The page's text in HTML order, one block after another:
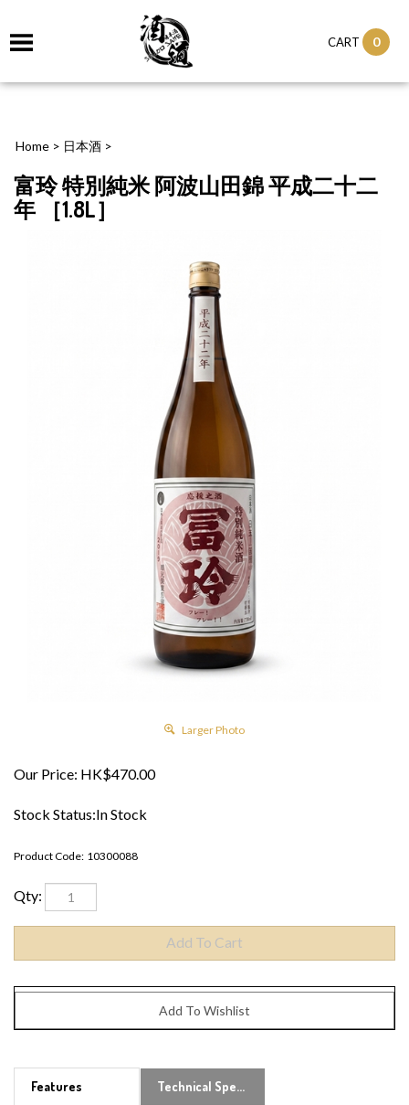
CART 0
Home > 日本酒 >
富玲 特別純米 阿波山田錦 平成二十二
年 ［1.8L］
Larger Photo
Our Price: HK$470.00
Stock Status:In Stock
Product Code: 10300088
Qty: